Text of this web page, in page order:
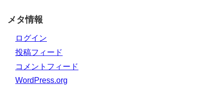
メタ情報
ログイン
投稿フィード
コメントフィード
WordPress.org